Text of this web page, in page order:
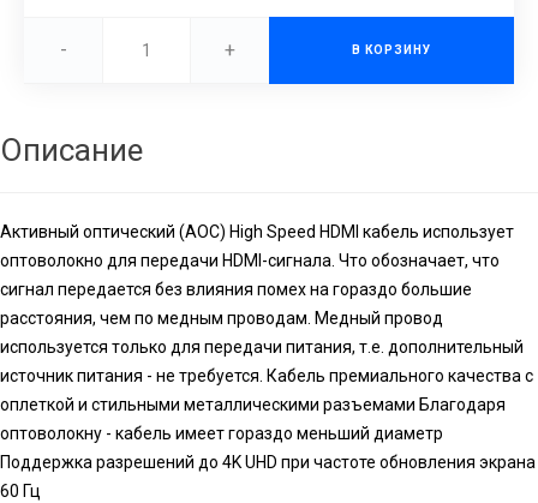
- + В КОРЗИНУ
Описание
Активный оптический (AOC) High Speed HDMI кабель использует
оптоволокно для передачи HDMI-сигнала. Что обозначает, что
сигнал передается без влияния помех на гораздо большие
расстояния, чем по медным проводам. Медный провод
используется только для передачи питания, т.е. дополнительный
источник питания - не требуется. Кабель премиального качества с
оплеткой и стильными металлическими разъемами Благодаря
оптоволокну - кабель имеет гораздо меньший диаметр
Поддержка разрешений до 4K UHD при частоте обновления экрана
60 Гц